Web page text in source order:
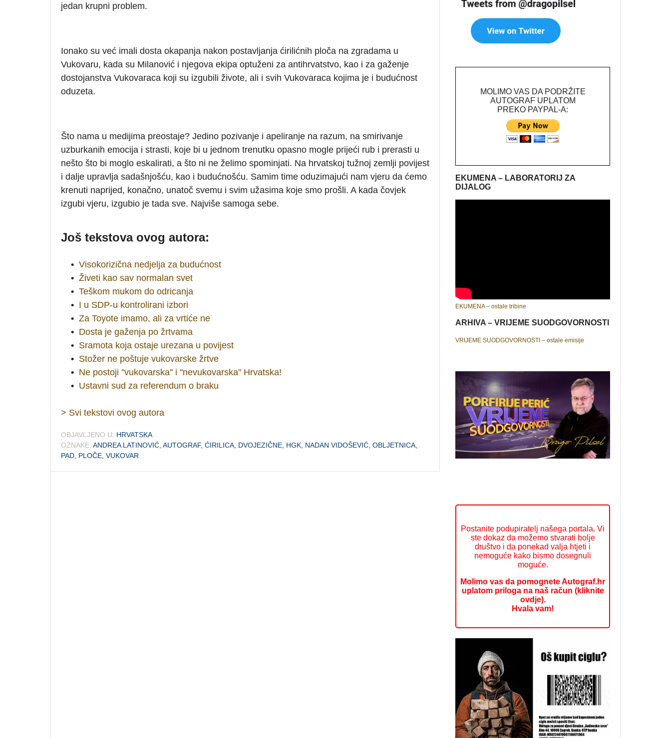
jedan krupni problem.
Ionako su već imali dosta okapanja nakon postavljanja ćirilićnih ploča na zgradama u
Vukovaru, kada su Milanović i njegova ekipa optuženi za antihrvatstvo, kao i za gaženje
dostojanstva Vukovaraca koji su izgubili živote, ali i svih Vukovaraca kojima je i budućnost
oduzeta.
Što nama u medijima preostaje? Jedino pozivanje i apeliranje na razum, na smirivanje
uzburkanih emocija i strasti, koje bi u jednom trenutku opasno mogle prijeći rub i prerasti u
nešto što bi moglo eskalirati, a što ni ne želimo spominjati. Na hrvatskoj tužnoj zemlji povijest
i dalje upravlja sadašnjošću, kao i budućnošću. Samim time oduzimajući nam vjeru da ćemo
krenuti naprijed, konačno, unatoč svemu i svim užasima koje smo prošli. A kada čovjek
izgubi vjeru, izgubio je tada sve. Najviše samoga sebe.
Još tekstova ovog autora:
• Visokorizična nedjelja za budućnost
• Živeti kao sav normalan svet
• Teškom mukom do odricanja
• I u SDP-u kontrolirani izbori
• Za Toyote imamo, ali za vrtiće ne
• Dosta je gaženja po žrtvama
• Sramota koja ostaje urezana u povijest
• Stožer ne poštuje vukovarske žrtve
• Ne postoji ''vukovarska'' i ''nevukovarska'' Hrvatska!
• Ustavni sud za referendum o braku
> Svi tekstovi ovog autora
OBJAVLJENO U: HRVATSKA
OZNAKE: ANDREA LATINOVIĆ AUTOGRAF, ĆIRILICA DVOJEZIČNE HGK NADAN VIDOŠEVIĆ OBLJETNICA
PAD PLOČE VUKOVAR
MOLIMO VAS DA PODRŽITE
AUTOGRAF UPLATOM
PREKO PAYPAL-A:
EKUMENA – LABORATORIJ ZA
DIJALOG
EKUMENA – ostale tribine
ARHIVA – VRIJEME SUODGOVORNOSTI
VRIJEME SUODGOVORNOSTI – ostale emisije
Postanite podupiratelj našega portala. Vi
ste dokaz da možemo stvarati bolje
društvo i da ponekad valja htjeti i
nemoguće kako bismo dosegnuli
moguće.
Molimo vas da pomognete Autograf.hr
uplatom priloga na naš račun (kliknite
ovdje).
Hvala vam!